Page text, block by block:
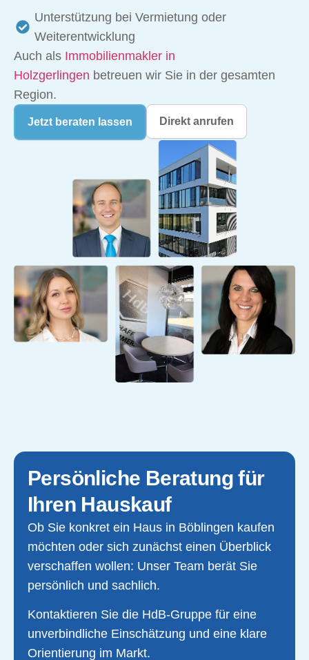
Unterstützung bei Vermietung oder
Weiterentwicklung
Auch als Immobilienmakler in
Holzgerlingen betreuen wir Sie in der gesamten
Region.
Jetzt beraten lassen Direkt anrufen
Persönliche Beratung für
Ihren Hauskauf
Ob Sie konkret ein Haus in Böblingen kaufen
möchten oder sich zunächst einen Überblick
verschaffen wollen: Unser Team berät Sie
persönlich und sachlich.
Kontaktieren Sie die HdB-Gruppe für eine
unverbindliche Einschätzung und eine klare
Orientierung im Markt.